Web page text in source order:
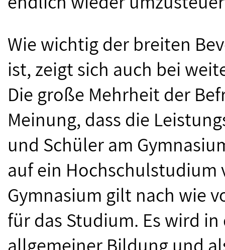
Wie wichtig der breiten
ist, zeigt sich auch bei
Die große Mehrheit der
Meinung, dass die
und Schüler am
auf ein Hochschulstudium
Gymnasium gilt nach wie
für das Studium. Es wird